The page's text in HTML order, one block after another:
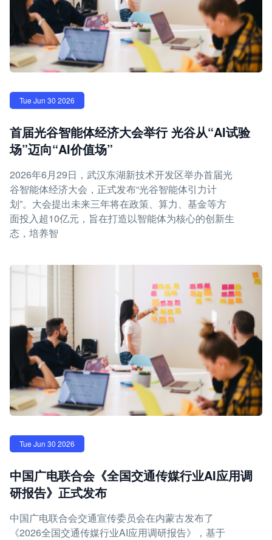
Tue Jun 30 2026
首届光谷智能体经济大会举行 光谷从“AI试验
场”迈向“AI价值场”
2026年6月29日，武汉东湖新技术开发区举办首届光
谷智能体经济大会，正式发布“光谷智能体引力计
划”。大会提出未来三年将在政策、算力、基金等方
面投入超10亿元，旨在打造以智能体为核心的创新生
态，培养智
Tue Jun 30 2026
中国广电联合会《全国交通传媒行业AI应用调
研报告》正式发布
中国广电联合会交通宣传委员会在内蒙古发布了
《2026全国交通传媒行业AI应用调研报告》，基于